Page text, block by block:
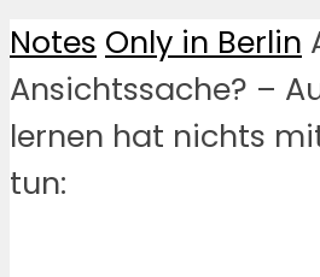
Notes Only in Berlin
Ansichtssache? –
lernen hat nichts
tun: